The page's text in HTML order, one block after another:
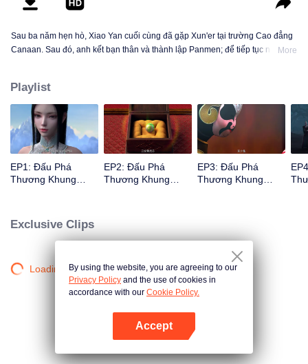
Sau ba năm hẹn hò, Xiao Yan cuối cùng đã gặp Xun'er tại trường Cao đẳng
Canaan. Sau đó, anh kết bạn thân và thành lập Panmen; để tiếp tục nâng
ngọn lửa trái tim đã rơi xuống...
More
Playlist
EP1: Đấu Phá
Thương Khung
EP2: Đấu Phá
Thương Khung
EP3: Đấu Phá
Thương Khung
Exclusive Clips
Loading…By using the website, you are agreeing to our
Privacy Policy and the use of cookies in
accordance with our Cookie Policy.
Accept